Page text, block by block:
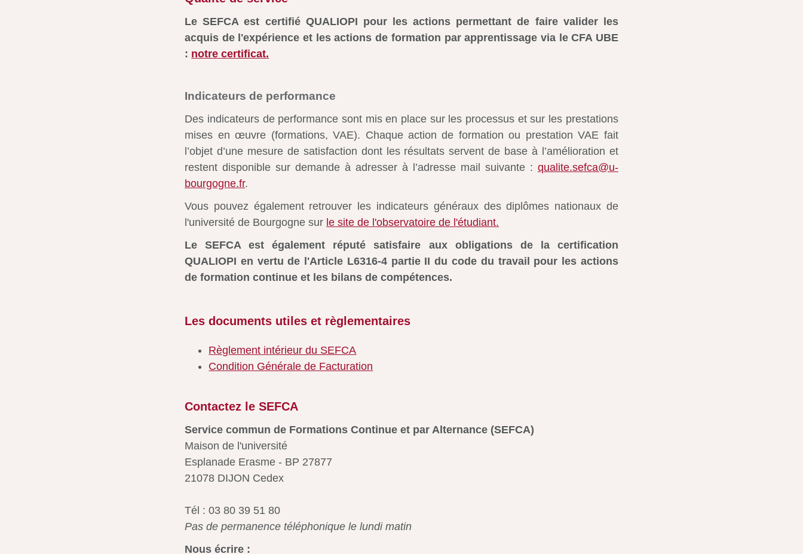
Le SEFCA est certifié QUALIOPI pour les actions permettant de faire valider les
acquis de l'expérience et les actions de formation par apprentissage via le CFA UBE
: notre certificat.
Indicateurs de performance
Des indicateurs de performance sont mis en place sur les processus et sur les prestations
mises en œuvre (formations, VAE). Chaque action de formation ou prestation VAE fait
l’objet d’une mesure de satisfaction dont les résultats servent de base à l’amélioration et
restent disponible sur demande à adresser à l’adresse mail suivante : qualite.sefca@u-
bourgogne.fr.
Vous pouvez également retrouver les indicateurs généraux des diplômes nationaux de
l'université de Bourgogne sur le site de l'observatoire de l'étudiant.
Le SEFCA est également réputé satisfaire aux obligations de la certification
QUALIOPI en vertu de l'Article L6316-4 partie II du code du travail pour les actions
de formation continue et les bilans de compétences.
Les documents utiles et règlementaires
Règlement intérieur du SEFCA
Condition Générale de Facturation
Contactez le SEFCA
Service commun de Formations Continue et par Alternance (SEFCA)
Maison de l'université
Esplanade Erasme - BP 27877
21078 DIJON Cedex
Tél : 03 80 39 51 80
Pas de permanence téléphonique le lundi matin
Nous écrire :